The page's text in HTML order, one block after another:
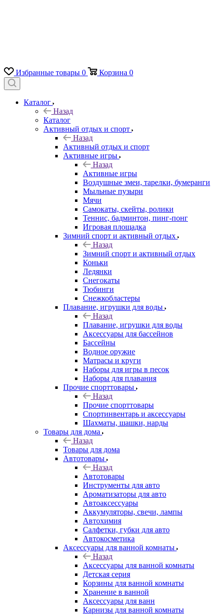
Избранные товары 0 Корзина 0
Каталог
Назад
Каталог
Активный отдых и спорт
Назад
Активный отдых и спорт
Активные игры
Назад
Активные игры
Воздушные змеи, тарелки, бумеранги
Мыльные пузыри
Мячи
Самокаты, скейты, ролики
Теннис, бадминтон, пинг-понг
Игровая площадка
Зимний спорт и активный отдых
Назад
Зимний спорт и активный отдых
Коньки
Ледянки
Снегокаты
Тюбинги
Снежкобластеры
Плавание, игрушки для воды
Назад
Плавание, игрушки для воды
Аксессуары для бассейнов
Бассейны
Водное оружие
Матрасы и круги
Наборы для игры в песок
Наборы для плавания
Прочие спорттовары
Назад
Прочие спорттовары
Спортинвентарь и аксессуары
Шахматы, шашки, нарды
Товары для дома
Назад
Товары для дома
Автотовары
Назад
Автотовары
Инструменты для авто
Ароматизаторы для авто
Автоаксессуары
Аккумуляторы, свечи, лампы
Автохимия
Салфетки, губки для авто
Автокосметика
Аксессуары для ванной комнаты
Назад
Аксессуары для ванной комнаты
Детская серия
Корзины для ванной комнаты
Хранение в ванной
Аксессуары для ванн
Карнизы для ванной комнаты